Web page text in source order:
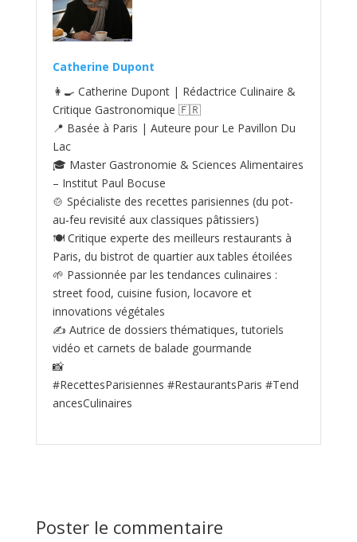
Catherine Dupont
👩‍🍳 Catherine Dupont | Rédactrice Culinaire &
Critique Gastronomique 🇫🇷
📍 Basée à Paris | Auteure pour Le Pavillon Du
Lac
🎓 Master Gastronomie & Sciences Alimentaires
– Institut Paul Bocuse
🍲 Spécialiste des recettes parisiennes (du pot-
au‑feu revisité aux classiques pâtissiers)
🍽️ Critique experte des meilleurs restaurants à
Paris, du bistrot de quartier aux tables étoilées
🌱 Passionnée par les tendances culinaires :
street food, cuisine fusion, locavore et
innovations végétales
✍️ Autrice de dossiers thématiques, tutoriels
vidéo et carnets de balade gourmande
📸
#RecettesParisiennes #RestaurantsParis #Tend
ancesCulinaires
Poster le commentaire